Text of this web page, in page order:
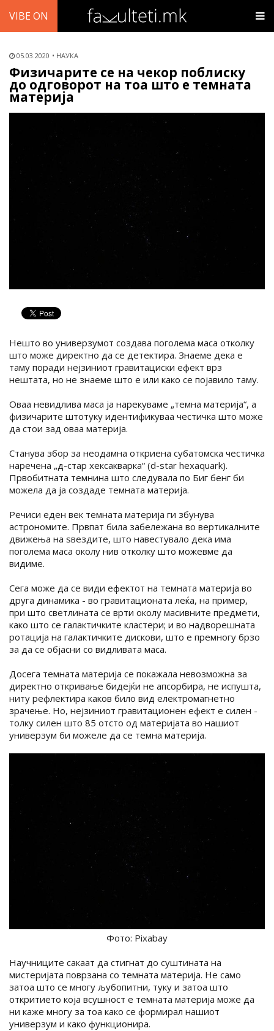
VIBE ON
05.03.2020 НАУКА
Физичарите се на чекор поблиску
до одговорот на тоа што е темната
материја
Нешто во универзумот создава поголема маса отколку
што може директно да се детектира. Знаеме дека е
таму поради нејзиниот гравитациски ефект врз
нештата, но не знаеме што е или како се појавило таму.
Оваа невидлива маса ја нарекуваме „темна материја“, а
физичарите штотуку идентификуваа честичка што може
да стои зад оваа материја.
Станува збор за неодамна откриена субатомска честичка
наречена „д-стар хексакварка“ (d-star hexaquark).
Првобитната темнина што следувала по Биг бенг би
можела да ја создаде темната материја.
Речиси еден век темната материја ги збунува
астрономите. Првпат била забележана во вертикалните
движења на ѕвездите, што навестувало дека има
поголема маса околу нив отколку што можевме да
видиме.
Сега може да се види ефектот на темната материја во
друга динамика - во гравитационата леќа, на пример,
при што светлината се врти околу масивните предмети,
како што се галактичките кластери; и во надворешната
ротација на галактичките дискови, што е премногу брзо
за да се објасни со видливата маса.
Досега темната материја се покажала невозможна за
директно откривање бидејќи не апсорбира, не испушта,
ниту рефлектира каков било вид електромагнетно
зрачење. Но, нејзиниот гравитационен ефект е силен -
толку силен што 85 отсто од материјата во нашиот
универзум би можеле да се темна материја.
Фото: Pixabay
Научниците сакаат да стигнат до суштината на
мистеријата поврзана со темната материја. Не само
затоа што се многу љубопитни, туку и затоа што
откритието која всушност е темната материја може да
ни каже многу за тоа како се формирал нашиот
универзум и како функционира.